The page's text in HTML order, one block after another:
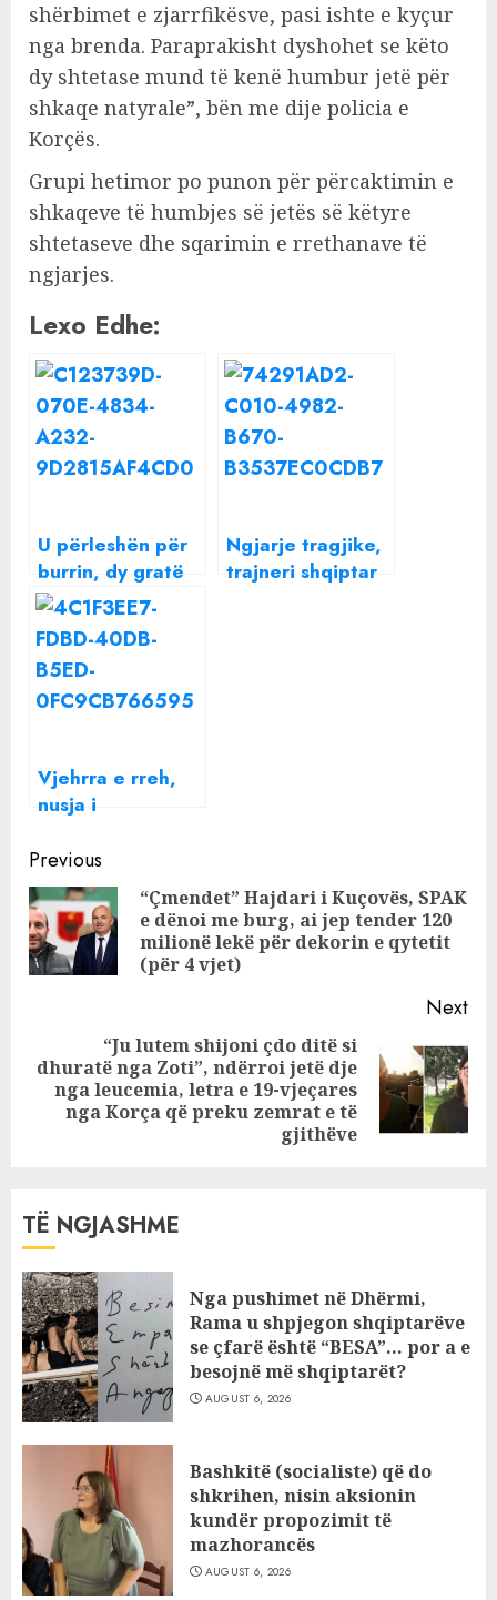
shërbimet e zjarrfikësve, pasi ishte e kyçur
nga brenda. Paraprakisht dyshohet se këto
dy shtetase mund të kenë humbur jetë për
shkaqe natyrale”, bën me dije policia e
Korçës.
Grupi hetimor po punon për përcaktimin e
shkaqeve të humbjes së jetës së këtyre
shtetaseve dhe sqarimin e rrethanave të
ngjarjes.
Lexo Edhe:
U përleshën për
burrin, dy gratë
shqiptare
përfundojnë
njëra në burg,
tjetra në spital
Ngjarje tragjike,
trajneri shqiptar
Vjehrra e rreh,
nusja i
arrestohet, tjetra
procedohet në
gjendje të lirë
Continue
Reading
Previous
“Çmendet” Hajdari i Kuçovës, SPAK
e dënoi me burg, ai jep tender 120
milionë lekë për dekorin e qytetit
(për 4 vjet)
Next
Next
post:
“Ju lutem shijoni çdo ditë si
dhuratë nga Zoti”, ndërroi jetë dje
nga leucemia, letra e 19-vjeçares
nga Korça që preku zemrat e të
gjithëve
TË NGJASHME
Nga pushimet në Dhërmi,
Rama u shpjegon shqiptarëve
se çfarë është “BESA”… por a e
besojnë më shqiptarët?
AUGUST 6, 2026
Bashkitë (socialiste) që do
shkrihen, nisin aksionin
kundër propozimit të
mazhorancës
AUGUST 6, 2026